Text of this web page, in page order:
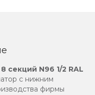
секций N96 1/2 RAL
с нижним
фирмы